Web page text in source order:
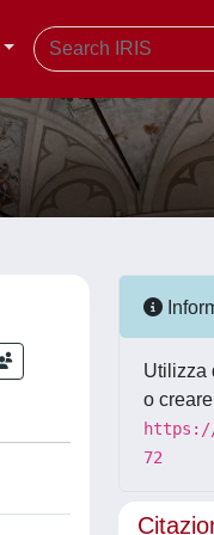
Utilizza
o
https://
72